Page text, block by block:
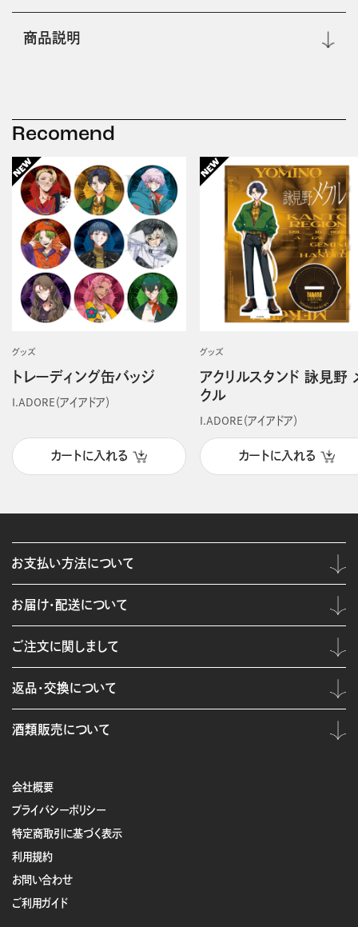
商品説明
Recomend
グッズ
トレーディング缶バッジ
I.ADORE（アイアドア）
カートに入れる
グッズ
アクリルスタンド 詠見野
クル
I.ADORE（アイアドア）
カートに入れる
会社概要
プライバシーポリシー
特定商取引に基づく表示
利用規約
お問い合わせ
ご利用ガイド
お支払い方法について
お届け・配送について
ご注文に関しまして
返品・交換について
酒類販売について